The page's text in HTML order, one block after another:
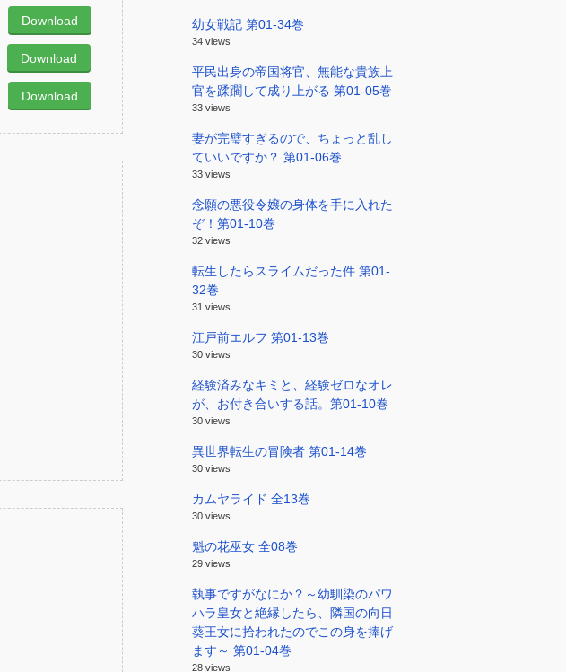
Download
Download
Download
幼女戦記 第01-34巻
34 views
平民出身の帝国将官、無能な貴族上
官を蹂躙して成り上がる 第01-05巻
33 views
妻が完璧すぎるので、ちょっと乱し
ていいですか？ 第01-06巻
33 views
念願の悪役令嬢の身体を手に入れた
ぞ！第01-10巻
32 views
転生したらスライムだった件 第01-
32巻
31 views
江戸前エルフ 第01-13巻
30 views
経験済みなキミと、経験ゼロなオレ
が、お付き合いする話。第01-10巻
30 views
異世界転生の冒険者 第01-14巻
30 views
カムヤライド 全13巻
30 views
魁の花巫女 全08巻
29 views
執事ですがなにか？～幼馴染のパワ
ハラ皇女と絶縁したら、隣国の向日
葵王女に拾われたのでこの身を捧げ
ます～ 第01-04巻
28 views